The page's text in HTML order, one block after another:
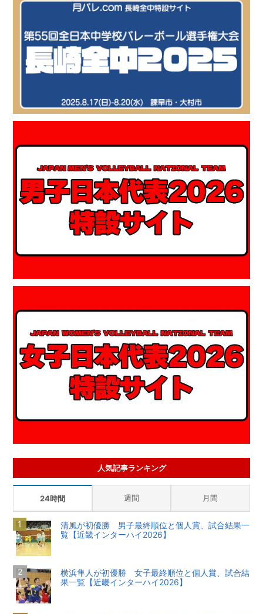
人気記事ランキング
24時間 週間 月間
清風が初優勝 男子最終順位と個人賞、試合結果一
覧【近畿インターハイ2026】
横浜隼人が初優勝 女子最終順位と個人賞、試合結
果一覧【近畿インターハイ2026】